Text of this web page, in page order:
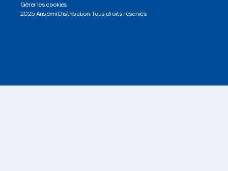
Gérer les cookies
2025 Anselmi Distribution. Tous droits réservés